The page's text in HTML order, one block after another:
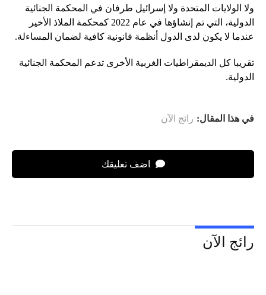
ولا الولايات المتحدة ولا إسرائيل طرفان في المحكمة الجنائية
الدولية، التي تم إنشاؤها في عام 2022 كمحكمة الملاذ الأخير
عندما لا يكون لدى الدول أنظمة قانونية كافية لضمان المساءلة.
تقريبا كل الديمقراطيات الغربية الأخرى تدعم المحكمة الجنائية
الدولية.
في هذا المقال: رائج الآن
اضف تعليقك
رائج الآن